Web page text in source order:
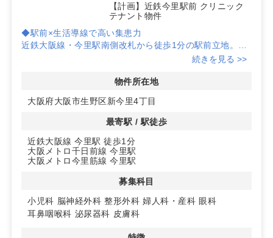
【計画】近鉄今里駅前 クリニック
テナント物件
◆駅前×生活導線で高い集患力
近鉄大阪線・今里駅南側改札から徒歩1分の駅前立地。新
今里4丁目の生活導線上に位置し、通勤通学・買物動線で
受診ニーズの取り込みに適します。
ドラッグストア併設のため、処方・OTC相談動線との親
和性が高く、来店者との接点拡大が見込めます。医療モー
皮膚科など幅広い診療に対応可能です。
◆複数区画から選べる計画×長期運営
2階フロアに複数区画を計画し、契約は定期借地20年で長
期運営の計画が立てやすく、保証金は賃料6ヶ月分・仲介
続きを見る >>
物件所在地
大阪府大阪市生野区新今里4丁目
最寄駅 / 駅徒歩
近鉄大阪線 今里駅 徒歩1分
大阪メトロ千日前線 今里駅
大阪メトロ今里筋線 今里駅
募集科目
小児科 脳神経外科 整形外科 婦人科・産科 眼科
耳鼻咽喉科 泌尿器科 皮膚科